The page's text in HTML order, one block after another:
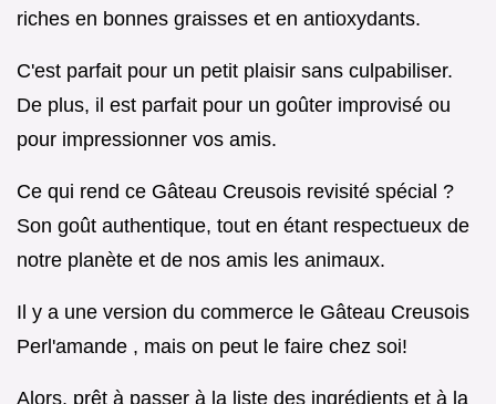
riches en bonnes graisses et en antioxydants.
C'est parfait pour un petit plaisir sans culpabiliser.
De plus, il est parfait pour un goûter improvisé ou
pour impressionner vos amis.
Ce qui rend ce Gâteau Creusois revisité spécial ?
Son goût authentique, tout en étant respectueux de
notre planète et de nos amis les animaux.
Il y a une version du commerce le Gâteau Creusois
Perl'amande , mais on peut le faire chez soi!
Alors, prêt à passer à la liste des ingrédients et à la